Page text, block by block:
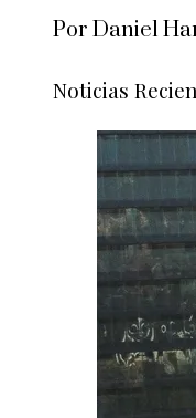
Por Daniel
Noticias